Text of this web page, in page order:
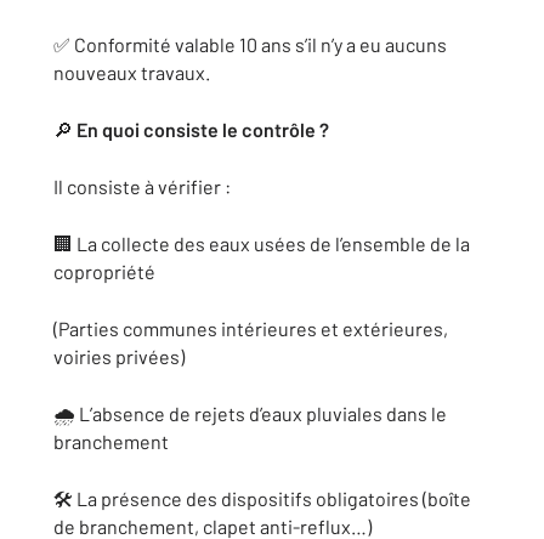
✅ Conformité valable 10 ans s’il n’y a eu aucuns
nouveaux travaux.
🔎 En quoi consiste le contrôle ?
Il consiste à vérifier :
🏢 La collecte des eaux usées de l’ensemble de la
copropriété
(Parties communes intérieures et extérieures,
voiries privées)
🌧️ L’absence de rejets d’eaux pluviales dans le
branchement
🛠️ La présence des dispositifs obligatoires (boîte
de branchement, clapet anti-reflux…)